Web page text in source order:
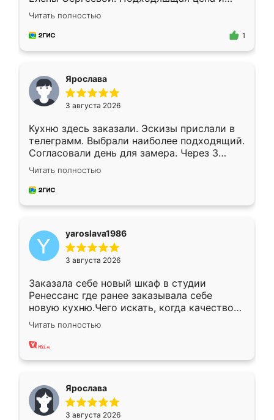
короткие сроки изготовления. Приехавший
для замера сотрудник Владислав
предложил по моему эскизу самый
Читать полностью
1
Ярослава
3 августа 2026
Кухню здесь заказали. Эскизы прислали в
телеграмм. Выбрали наиболее подходящий.
Согласовали день для замера. Через 3
недели кухня была уже готова. Остались
довольны работой. Спасибо Ренессанс
мебель за качественную работу!
Читать полностью
yaroslava1986
3 августа 2026
Заказала себе новый шкаф в студии
Ренессанс где ранее заказывала себе
новую кухню.Чего искать, когда качеством
вполне довольна. Служит кухня уже почти
два года, нареканий нет.
Читать полностью
Ярослава
3 августа 2026